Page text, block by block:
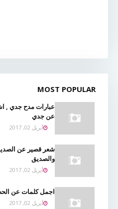
MOST POPULAR
عبارات مدح جدي ,
عن جدي
أبريل 02, 2017
شعر قصير عن
والصديق
أبريل 02, 2017
اجمل كلمات عن
أبريل 02, 2017